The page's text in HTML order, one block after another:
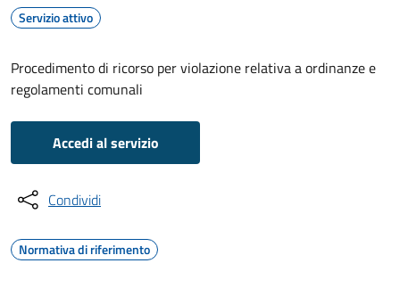
Servizio attivo
Procedimento di ricorso per violazione relativa a ordinanze e
regolamenti comunali
Accedi al servizio
Condividi
Normativa di riferimento